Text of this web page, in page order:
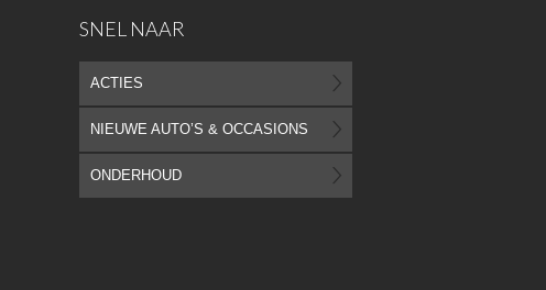
SNEL NAAR
ACTIES
NIEUWE AUTO’S & OCCASIONS
ONDERHOUD